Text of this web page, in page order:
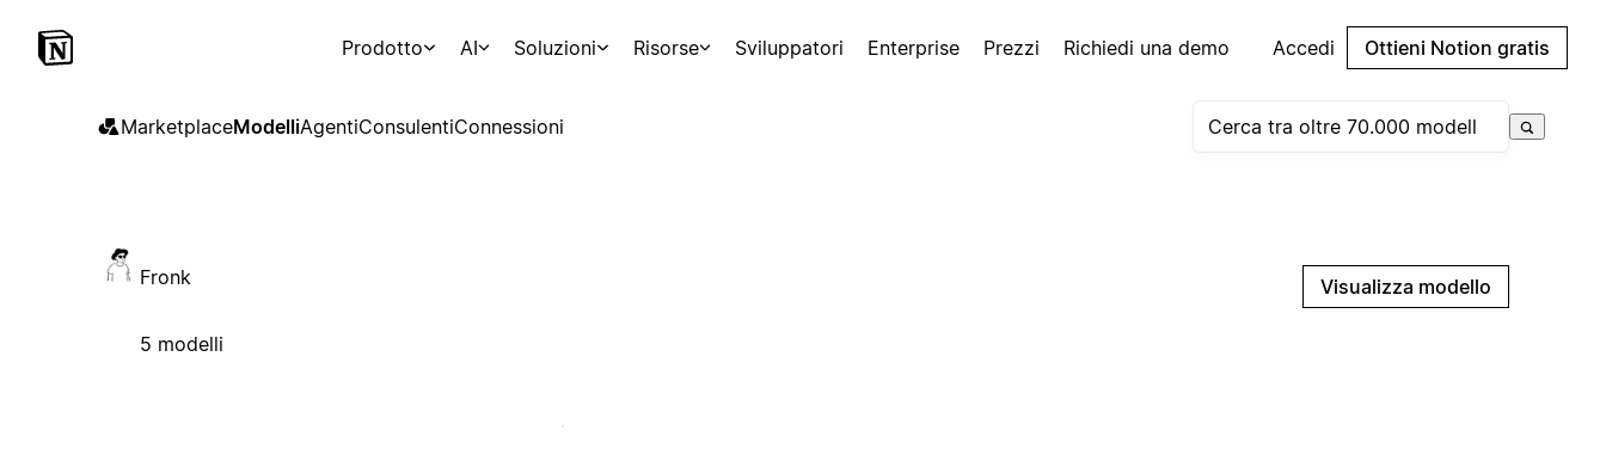
Prodotto AI Soluzioni Risorse Sviluppatori Enterprise Prezzi Richiedi una demo Accedi Ottieni Notion gratis
MarketplaceModelliAgentiConsulentiConnessioni
Fronk
5 modelli
Visualizza modello